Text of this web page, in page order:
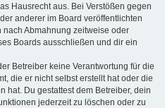
Hausrecht aus. Bei Verstößen gegen
anderer im Board veröffentlichten
Abmahnung zeitweise oder
Boards ausschließen und dir ein
Betreiber keine Verantwortung für die
die er nicht selbst erstellt hat oder die
hat. Du gestattest dem Betreiber, dein
jederzeit zu löschen oder zu